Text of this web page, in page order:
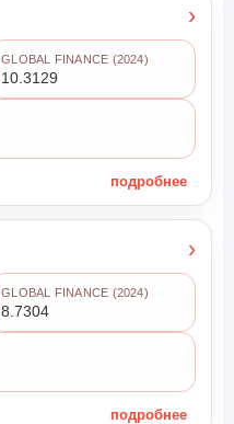
›
GLOBAL FINANCE (2024)
10.3129
подробнее
›
GLOBAL FINANCE (2024)
8.7304
подробнее